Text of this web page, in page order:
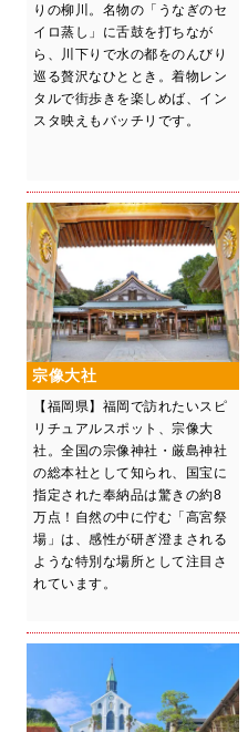
りの柳川。名物の「うなぎのセ
イロ蒸し」に舌鼓を打ちなが
ら、川下りで水の都をのんびり
巡る贅沢なひととき。着物レン
タルで街歩きを楽しめば、イン
スタ映えもバッチリです。
宗像大社
【福岡県】福岡で訪れたいスピ
リチュアルスポット、宗像大
社。全国の宗像神社・厳島神社
の総本社として知られ、国宝に
指定された奉納品は驚きの約8
万点！自然の中に佇む「高宮祭
場」は、感性が研ぎ澄まされる
ような特別な場所として注目さ
れています。